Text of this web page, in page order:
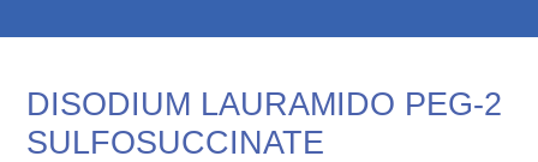
DISODIUM LAURAMIDO PEG-2
SULFOSUCCINATE